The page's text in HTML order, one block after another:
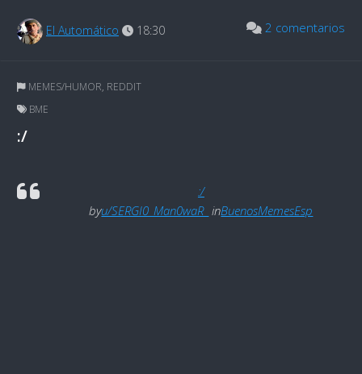
El Automático 18:30 2 comentarios
MEMES/HUMOR, REDDIT
BME
:/
:/
byu/SERGI0_Man0waR_ inBuenosMemesEsp